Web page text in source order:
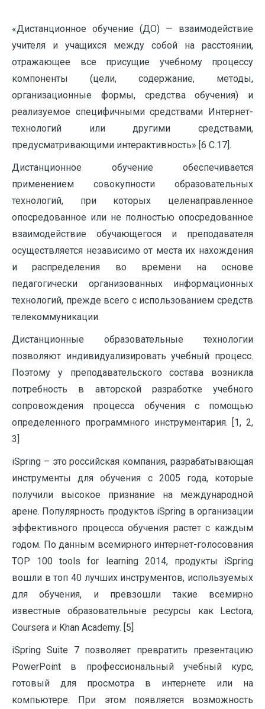
«Дистанционное обучение (ДО) — взаимодействие
учителя и учащихся между собой на расстоянии,
отражающее все присущие учебному процессу
компоненты (цели, содержание, методы,
организационные формы, средства обучения) и
реализуемое специфичными средствами Интернет-
технологий или другими средствами,
предусматривающими интерактивность» [6 С.17].
Дистанционное обучение обеспечивается
применением совокупности образовательных
технологий, при которых целенаправленное
опосредованное или не полностью опосредованное
взаимодействие обучающегося и преподавателя
осуществляется независимо от места их нахождения
и распределения во времени на основе
педагогически организованных информационных
технологий, прежде всего с использованием средств
телекоммуникации.
Дистанционные образовательные технологии
позволяют индивидуализировать учебный процесс.
Поэтому у преподавательского состава возникла
потребность в авторской разработке учебного
сопровождения процесса обучения с помощью
определенного программного инструментария. [1, 2,
3]
iSpring – это российская компания, разрабатывающая
инструменты для обучения с 2005 года, которые
получили высокое признание на международной
арене. Популярность продуктов iSpring в организации
эффективного процесса обучения растет с каждым
годом. По данным всемирного интернет-голосования
TOP 100 tools for learning 2014, продукты iSpring
вошли в топ 40 лучших инструментов, используемых
для обучения, и превзошли такие всемирно
известные образовательные ресурсы как Lectora,
Coursera и Khan Academy. [5]
iSpring Suite 7 позволяет превратить презентацию
PowerPoint в профессиональный учебный курс,
готовый для просмотра в интернете или на
компьютере. При этом появляется возможность